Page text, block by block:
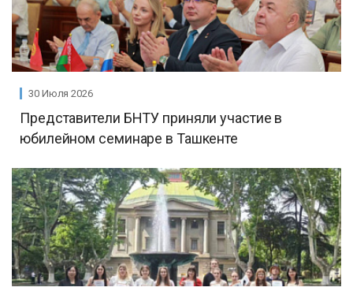
30 Июля 2026
Представители БНТУ приняли участие в
юбилейном семинаре в Ташкенте